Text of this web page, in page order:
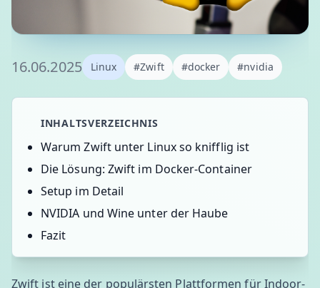
16.06.2025 Linux #Zwift #docker #nvidia
INHALTSVERZEICHNIS
Warum Zwift unter Linux so knifflig ist
Die Lösung: Zwift im Docker-Container
Setup im Detail
NVIDIA und Wine unter der Haube
Fazit
Zwift ist eine der populärsten Plattformen für Indoor-